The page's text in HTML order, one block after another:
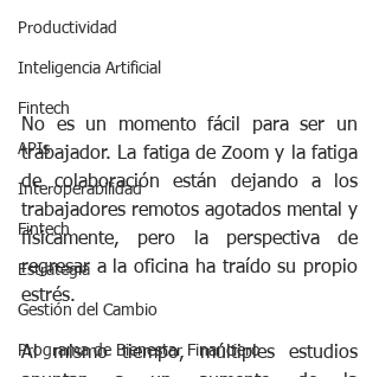
Productividad
Inteligencia Artificial
Fintech
APIs
Interoperabilidad
Fintech
Estrategia
Gestión del Cambio
Programa de Bienestar Financiero
No es un momento fácil para ser un
trabajador. La fatiga de Zoom y la fatiga
de colaboración están dejando a los
trabajadores remotos agotados mental y
físicamente, pero la perspectiva de
regresar a la oficina ha traído su propio
estrés.
Al mismo tiempo, múltiples estudios